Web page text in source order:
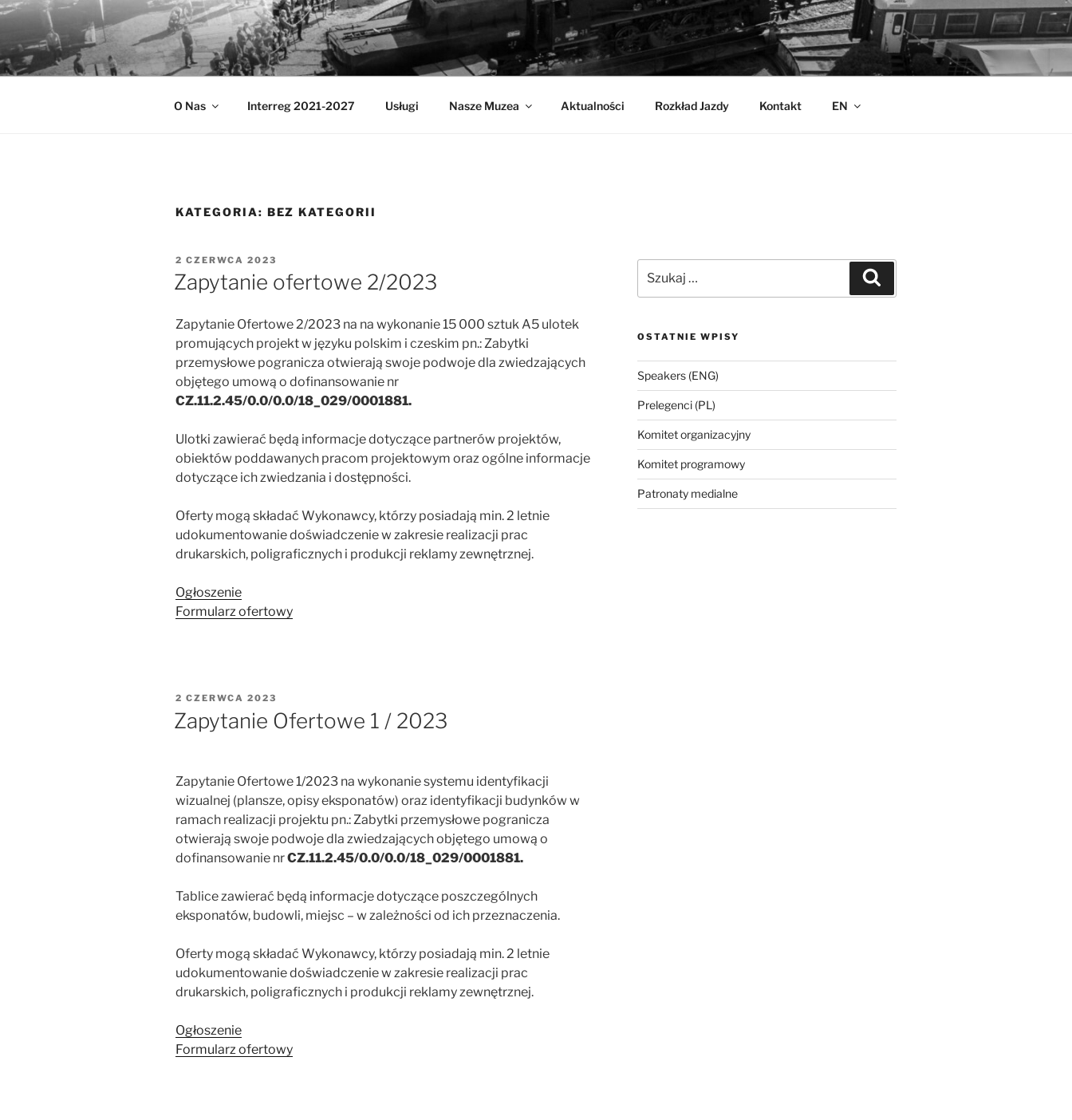
Przejdź
treści
MUZEA TECHNIKI
Ochrona zabytków techniki
O Nas Interreg 2021-2027 Usługi Nasze Muzea Aktualności Rozkład Jazdy Kontakt EN
KATEGORIA: BEZ KATEGORII
OPUBLIKOWANE
W
2 CZERWCA 2023
Zapytanie ofertowe 2/2023
Zapytanie Ofertowe 2/2023 na na wykonanie 15 000 sztuk A5 ulotek
promujących projekt w języku polskim i czeskim pn.: Zabytki
przemysłowe pogranicza otwierają swoje podwoje dla zwiedzających
objętego umową o dofinansowanie nr
CZ.11.2.45/0.0/0.0/18_029/0001881.
Ulotki zawierać będą informacje dotyczące partnerów projektów,
obiektów poddawanych pracom projektowym oraz ogólne informacje
dotyczące ich zwiedzania i dostępności.
Oferty mogą składać Wykonawcy, którzy posiadają min. 2 letnie
udokumentowanie doświadczenie w zakresie realizacji prac
drukarskich, poligraficznych i produkcji reklamy zewnętrznej.
Ogłoszenie
Formularz ofertowy
OPUBLIKOWANE
2 CZERWCA 2023
Zapytanie Ofertowe 1 / 2023
Zapytanie Ofertowe 1/2023 na wykonanie systemu identyfikacji
wizualnej (plansze, opisy eksponatów) oraz identyfikacji budynków w
ramach realizacji projektu pn.: Zabytki przemysłowe pogranicza
otwierają swoje podwoje dla zwiedzających objętego umową o
dofinansowanie nrCZ.11.2.45/0.0/0.0/18_029/0001881.
Tablice zawierać będą informacje dotyczące poszczególnych
eksponatów, budowli, miejsc – w zależności od ich przeznaczenia.
Oferty mogą składać Wykonawcy, którzy posiadają min. 2 letnie
udokumentowanie doświadczenie w zakresie realizacji prac
drukarskich, poligraficznych i produkcji reklamy zewnętrznej.
Ogłoszenie
Formularz ofertowy
OSTATNIE WPISY
Speakers (ENG)
Prelegenci (PL)
Komitet organizacyjny
Komitet programowy
Patronaty medialne